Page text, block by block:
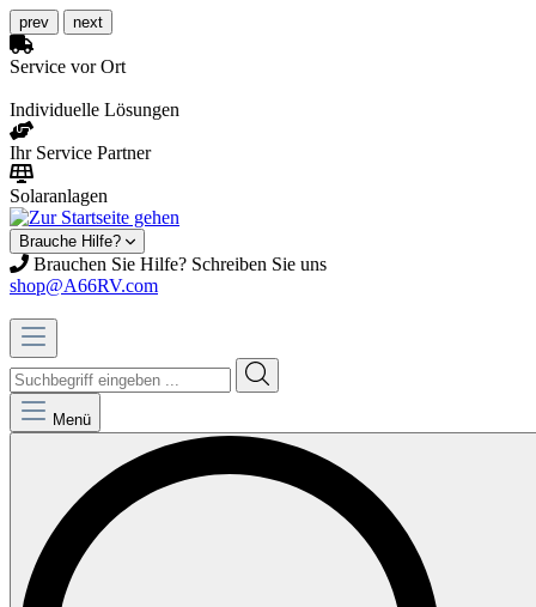
prev next
Service vor Ort
Individuelle Lösungen
Ihr Service Partner
Solaranlagen
Brauche Hilfe?
Brauchen Sie Hilfe? Schreiben Sie uns
shop@A66RV.com
Menü